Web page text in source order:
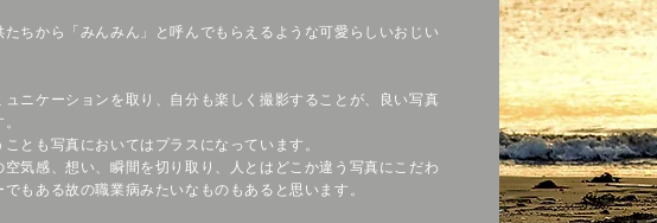
ちから「みんみん」と呼んでもらえるような可愛らしいおじい
ニケーションを取り、 自分も楽しく撮影することが、
良い写真
とも写真においてはプラスになっています。
気感、想い、瞬間を切り取り、
人とはどこか違う写真にこだわ
でもある故の職業病みたいなものもあると思います。